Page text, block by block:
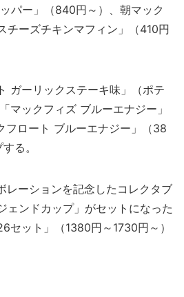
パー」（840円～）、朝マック
チーズチキンマフィン」（410円
ガーリックステーキ味」（ポテ
マックフィズ ブルーエナジー」
フロート ブルーエナジー」（38
る。
ーションを記念したコレクタブ
ェンドカップ」がセットになった
セット」（1380円～1730円～）